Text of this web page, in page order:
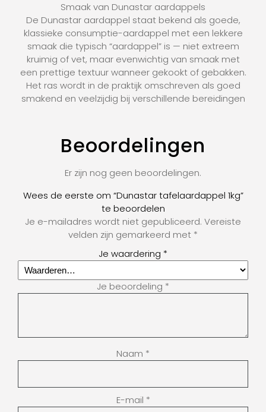
Smaak van Dunastar aardappels
De Dunastar aardappel staat bekend als goede,
klassieke consumptie-aardappel met een lekkere
smaak die typisch “aardappel” is — niet extreem
kruimig of vet, maar evenwichtig van smaak met
een prettige textuur wanneer gekookt of gebakken.
Het ras wordt in de praktijk omschreven als goed
smakend en veelzijdig bij verschillende bereidingen
Beoordelingen
Er zijn nog geen beoordelingen.
Wees de eerste om “Dunastar tafelaardappel 1kg”
te beoordelen
Je e-mailadres wordt niet gepubliceerd. Vereiste
velden zijn gemarkeerd met *
Je waardering *
Je beoordeling *
Naam *
E-mail *